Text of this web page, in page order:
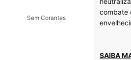
Sem Corantes
combate
SAIBA